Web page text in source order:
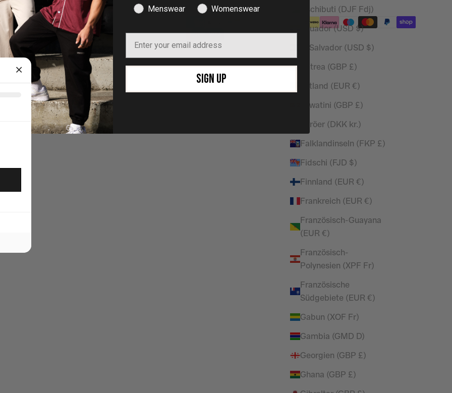
Dschibuti (DJF Fdj)
Ecuador (USD $)
El Salvador (USD $)
Eritrea (GBP £)
Estland (EUR €)
Eswatini (GBP £)
Färöer (DKK kr.)
Falklandinseln (FKP £)
Fidschi (FJD $)
Finnland (EUR €)
Frankreich (EUR €)
Französisch-Guayana
(EUR €)
Französisch-
Polynesien (XPF Fr)
Französische
Südgebiete (EUR €)
Gabun (XOF Fr)
Gambia (GMD D)
Georgien (GBP £)
Ghana (GBP £)
- Vanquish FitnessPOSandEcommerce by Shopify
Menswear
Womenswear
SIGN UP
FREE SHIPPING